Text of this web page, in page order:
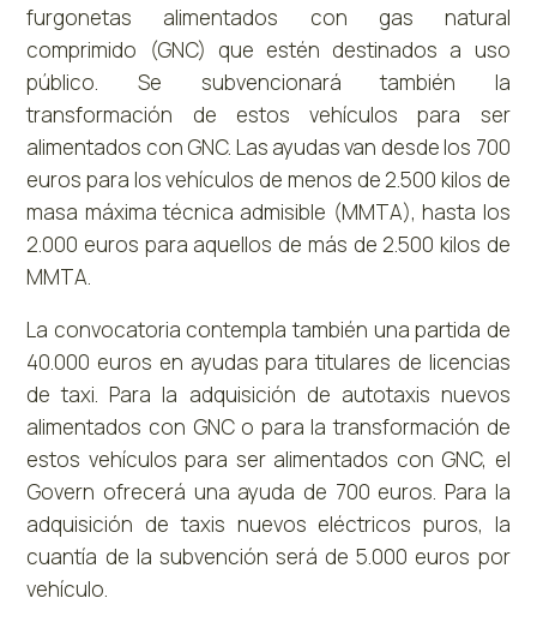
furgonetas alimentados con gas natural
comprimido (GNC) que estén destinados a uso
público. Se subvencionará también la
transformación de estos vehículos para ser
alimentados con GNC. Las ayudas van desde los 700
euros para los vehículos de menos de 2.500 kilos de
masa máxima técnica admisible (MMTA), hasta los
2.000 euros para aquellos de más de 2.500 kilos de
MMTA.
La convocatoria contempla también una partida de
40.000 euros en ayudas para titulares de licencias
de taxi. Para la adquisición de autotaxis nuevos
alimentados con GNC o para la transformación de
estos vehículos para ser alimentados con GNC, el
Govern ofrecerá una ayuda de 700 euros. Para la
adquisición de taxis nuevos eléctricos puros, la
cuantía de la subvención será de 5.000 euros por
vehículo.